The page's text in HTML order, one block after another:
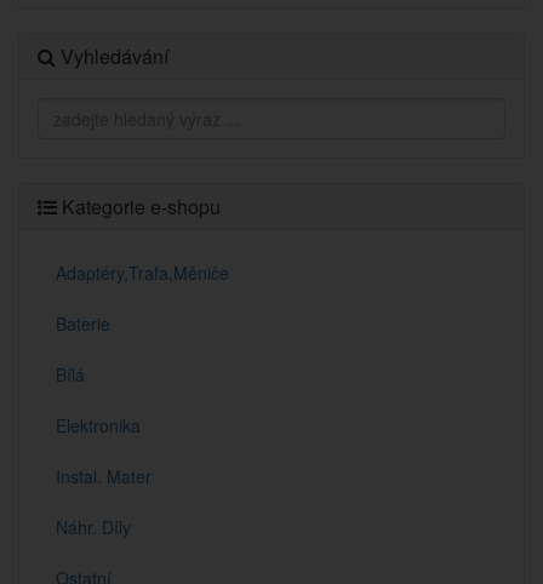
Vyhledávání
Kategorie e-shopu
Adaptéry,Trafa,Měniče
Baterie
Bílá
Elektronika
Instal. Mater
Náhr. Díly
Ostatní